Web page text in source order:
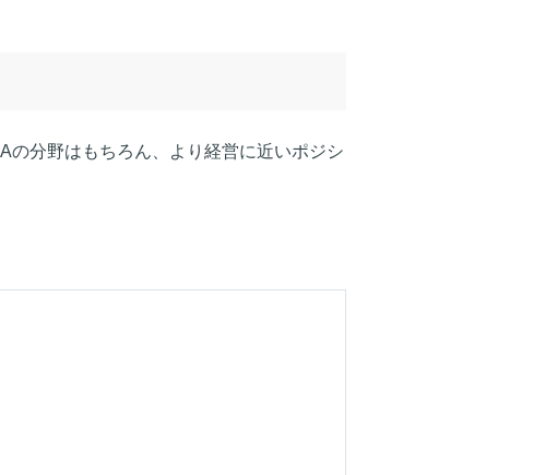
分野はもちろん、より経営に近いポジシ